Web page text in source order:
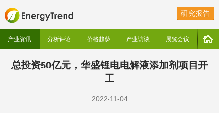
研究报告
产业资讯 分析评论 价格趋势 产业访谈 展览会议
总投资50亿元，华盛锂电电解液添加剂项目开
工
2022-11-04